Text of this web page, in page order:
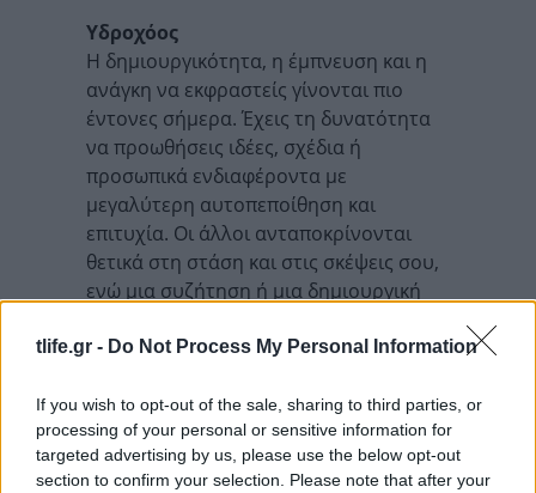
tlife.gr - Do Not Process My Personal Information
If you wish to opt-out of the sale, sharing to third parties, or
processing of your personal or sensitive information for
targeted advertising by us, please use the below opt-out
section to confirm your selection. Please note that after your
Υδροχόος
Η δημιουργικότητα, η έμπνευση και η
ανάγκη να εκφραστείς γίνονται πιο
έντονες σήμερα. Έχεις τη δυνατότητα
να προωθήσεις ιδέες, σχέδια ή
προσωπικά ενδιαφέροντα με
μεγαλύτερη αυτοπεποίθηση και
επιτυχία. Οι άλλοι ανταποκρίνονται
θετικά στη στάση και στις σκέψεις σου,
ενώ μια συζήτηση ή μια δημιουργική
χαρά και ενθουσιασμό. Η ημέρα σε
απασχολούν και να αξιοποιήσεις
καλύτερα τα ταλέντα σου. Μπορεί να
υπάρξει μια ουσιαστική